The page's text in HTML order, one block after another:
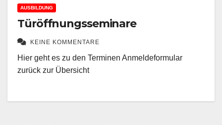
AUSBILDUNG
Türöffnungsseminare
Hier geht es zu den Terminen Anmeldeformular
zurück zur Übersicht